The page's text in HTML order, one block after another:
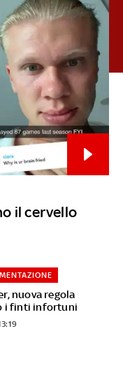
il cervello
nuova regola
i finti infortuni